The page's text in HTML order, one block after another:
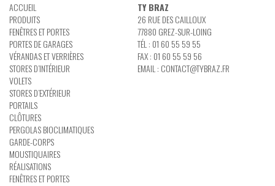
ACCUEIL
PRODUITS
FENÊTRES ET PORTES
PORTES DE GARAGES
VÉRANDAS ET VERRIÈRES
STORES D’INTÉRIEUR
VOLETS
STORES D’EXTÉRIEUR
PORTAILS
CLÔTURES
PERGOLAS BIOCLIMATIQUES
GARDE-CORPS
MOUSTIQUAIRES
RÉALISATIONS
FENÊTRES ET PORTES
TY BRAZ
26 RUE DES CAILLOUX
77880 GREZ-SUR-LOING
TÉL : 01 60 55 59 55
FAX : 01 60 55 59 56
EMAIL : CONTACT@TYBRAZ.FR